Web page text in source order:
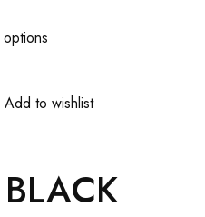
Add to wishlist